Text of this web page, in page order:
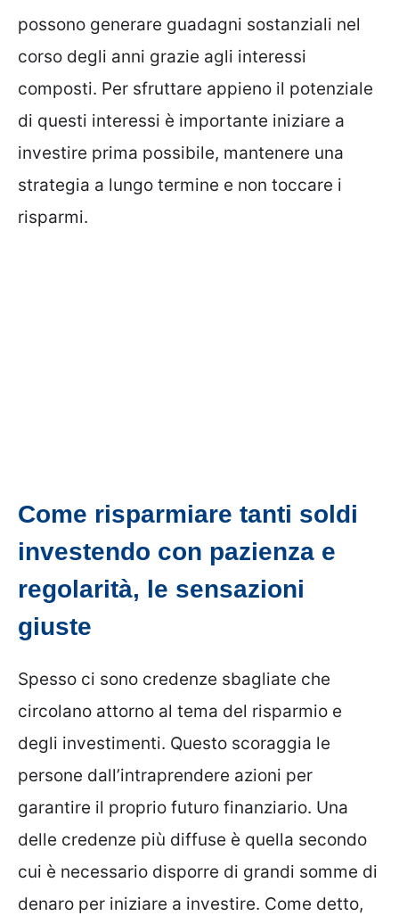
possono generare guadagni sostanziali nel
corso degli anni grazie agli interessi
composti. Per sfruttare appieno il potenziale
di questi interessi è importante iniziare a
investire prima possibile, mantenere una
strategia a lungo termine e non toccare i
risparmi.
Come risparmiare tanti soldi
investendo con pazienza e
regolarità, le sensazioni
giuste
Spesso ci sono credenze sbagliate che
circolano attorno al tema del risparmio e
degli investimenti. Questo scoraggia le
persone dall’intraprendere azioni per
garantire il proprio futuro finanziario. Una
delle credenze più diffuse è quella secondo
cui è necessario disporre di grandi somme di
denaro per iniziare a investire. Come detto,